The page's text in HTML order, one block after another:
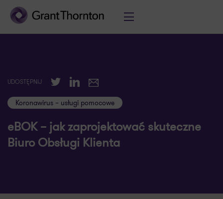
UDOSTĘPNIJ TwitterLinkedIn
E-mail
Koronawirus – usługi pomocowe
eBOK – jak zaprojektować skuteczne
Biuro Obsługi Klienta